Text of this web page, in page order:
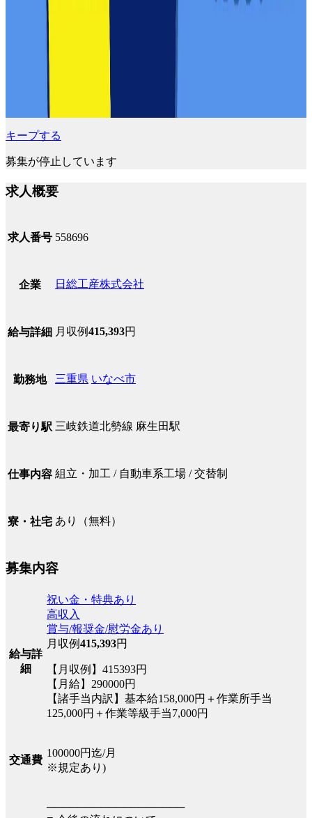
キープする
募集が停止しています
求人概要
求人番号 558696
企業 日総工産株式会社
給与詳細 月収例415,393円
勤務地 三重県 いなべ市
最寄り駅 三岐鉄道北勢線 麻生田駅
仕事内容 組立・加工 / 自動車系工場 / 交替制
寮・社宅 あり（無料）
募集内容
給与詳
細
祝い金・特典あり
高収入
賞与/報奨金/慰労金あり
月収例415,393円
【月収例】415393円
【月給】290000円
【諸手当内訳】基本給158,000円＋作業所手当
125,000円＋作業等級手当7,000円
交通費
100000円迄/月
※規定あり)
──────────────────